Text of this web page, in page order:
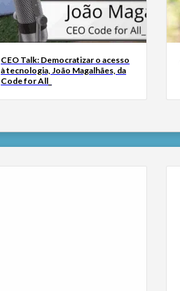
CEO Talk: Democratizar o acesso
à tecnologia, João Magalhães, da
Code for All_